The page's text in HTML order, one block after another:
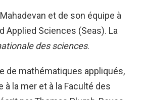
et de son équipe à
Applied Sciences (Seas). La
des sciences.
de mathématiques appliqués,
la mer et à la Faculté des